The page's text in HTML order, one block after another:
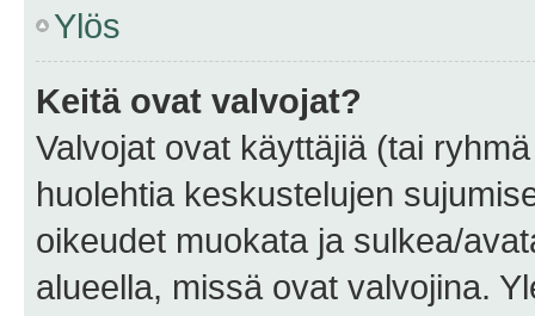
Ylös
Keitä ovat valvojat?
Valvojat ovat käyttäjiä (tai
huolehtia keskustelujen
oikeudet muokata ja sulkea/
alueella, missä ovat valvojina.